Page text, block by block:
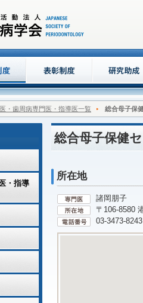
・歯周病専門医・指導医一覧 総合母子保
総合母子保健
所在地
諸岡朋子
〒106-8580
03-3473-8243
・指導